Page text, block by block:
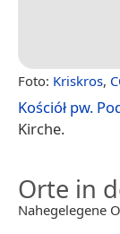
Foto: Kriskros,
Kościół pw.
Kirche.
Orte in
Nahegelegene